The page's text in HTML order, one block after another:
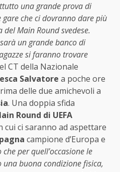
una grande prova di
che ci dovranno dare più
Main Round svedese.
un grande banco di
si faranno trovare
CT della Nazionale
Salvatore a poche ore
delle due amichevoli a
. Una doppia sfida
Round di UEFA
cui ci saranno ad aspettare
campione d’Europa e
che per quell’occasione le
buona condizione fisica,